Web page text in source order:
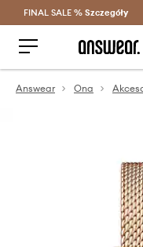
FINAL SALE % Szczegóły
Answear Ona